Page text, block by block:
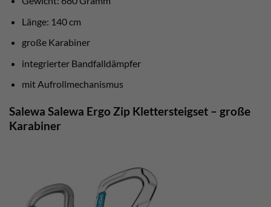
Länge: 140 cm
große Karabiner
integrierter Bandfalldämpfer
mit Aufrollmechanismus
Salewa Salewa Ergo Zip Klettersteigset – große
Karabiner